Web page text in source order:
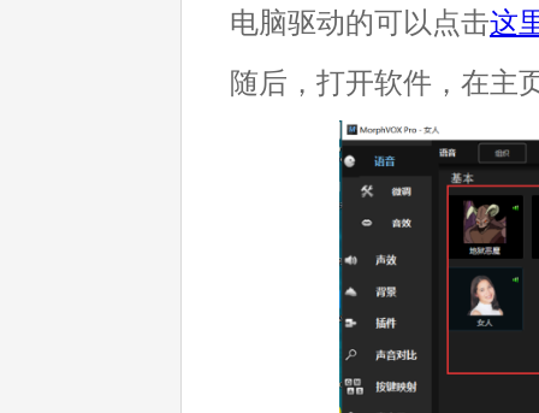
电脑驱动的可以点击这
随后，打开软件，在主